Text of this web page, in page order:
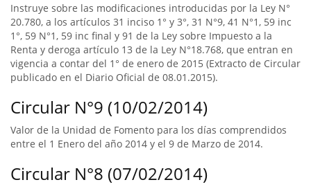
Instruye sobre las modificaciones introducidas por la Ley N°
20.780, a los artículos 31 inciso 1° y 3°, 31 N°9, 41 N°1, 59 inc
1°, 59 N°1, 59 inc final y 91 de la Ley sobre Impuesto a la
Renta y deroga artículo 13 de la Ley N°18.768, que entran en
vigencia a contar del 1° de enero de 2015 (Extracto de Circular
publicado en el Diario Oficial de 08.01.2015).
Circular N°9 (10/02/2014)
Valor de la Unidad de Fomento para los días comprendidos
entre el 1 Enero del año 2014 y el 9 de Marzo de 2014.
Circular N°8 (07/02/2014)